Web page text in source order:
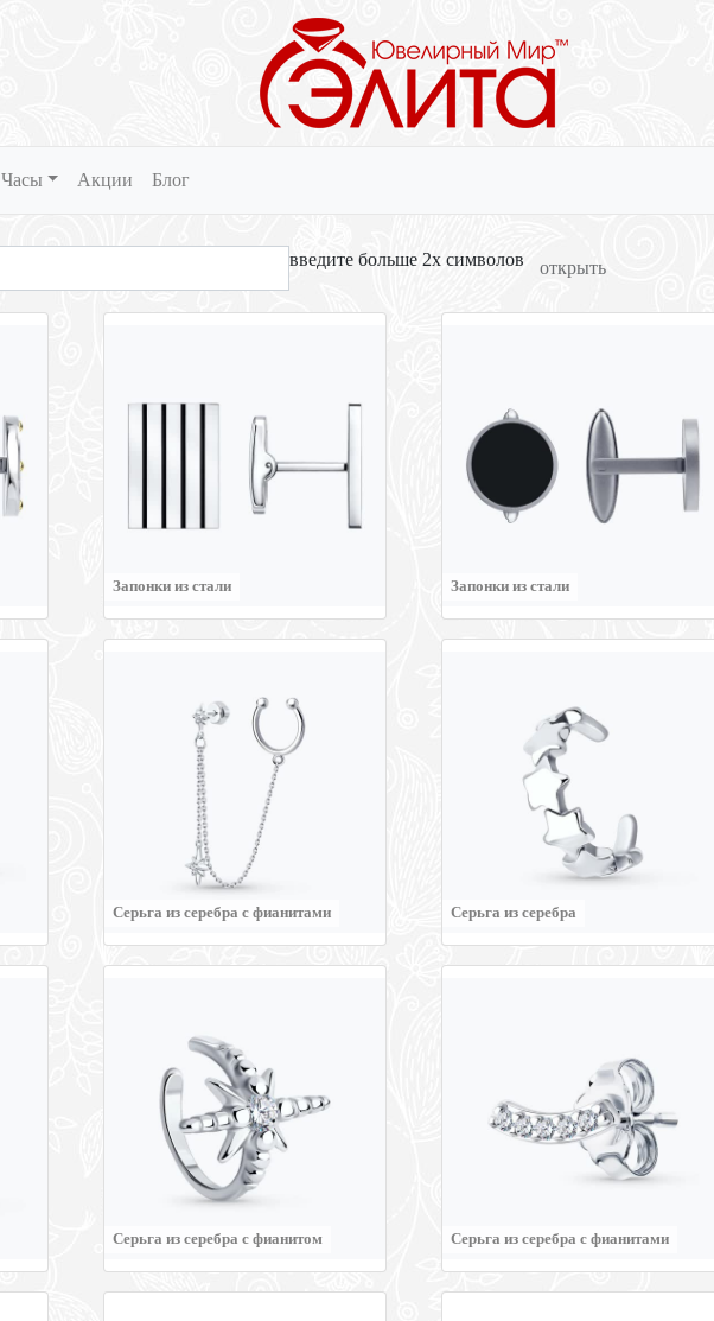
Часы Акции Блог
введите больше 2х символов открыть
Запонки из стали Запонки из стали
Серьга из серебра с фианитами Серьга из серебра
Серьга из серебра с фианитом Серьга из серебра с фианитами